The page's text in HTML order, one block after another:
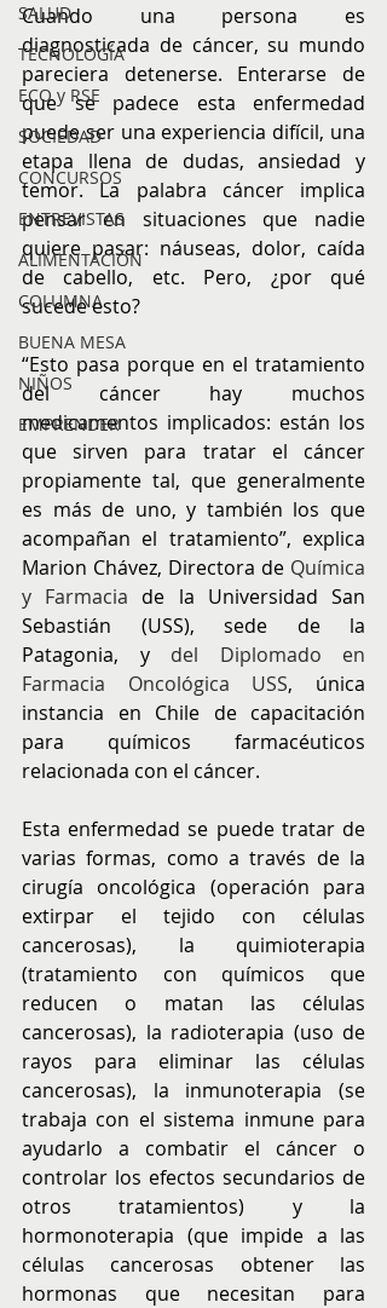
SALUD
TECNOLOGÍA
ECO y RSE
SOCIEDAD
CONCURSOS
ENTREVISTAS
ALIMENTACIÓN
COLUMNA
BUENA MESA
NIÑOS
EMPRENDER
Cuando una persona es
diagnosticada de cáncer, su mundo
pareciera detenerse. Enterarse de
que se padece esta enfermedad
puede ser una experiencia difícil, una
etapa llena de dudas, ansiedad y
temor. La palabra cáncer implica
pensar en situaciones que nadie
quiere pasar: náuseas, dolor, caída
de cabello, etc. Pero, ¿por qué
sucede esto?
“Esto pasa porque en el tratamiento
del cáncer hay muchos
medicamentos implicados: están los
que sirven para tratar el cáncer
propiamente tal, que generalmente
es más de uno, y también los que
acompañan el tratamiento”, explica
Marion Chávez, Directora de Química
y Farmacia de la Universidad San
Sebastián (USS), sede de la
Patagonia, y del Diplomado en
Farmacia Oncológica USS, única
instancia en Chile de capacitación
para químicos farmacéuticos
relacionada con el cáncer.
Esta enfermedad se puede tratar de
varias formas, como a través de la
cirugía oncológica (operación para
extirpar el tejido con células
cancerosas), la quimioterapia
(tratamiento con químicos que
reducen o matan las células
cancerosas), la radioterapia (uso de
rayos para eliminar las células
cancerosas), la inmunoterapia (se
trabaja con el sistema inmune para
ayudarlo a combatir el cáncer o
controlar los efectos secundarios de
otros tratamientos) y la
hormonoterapia (que impide a las
células cancerosas obtener las
hormonas que necesitan para